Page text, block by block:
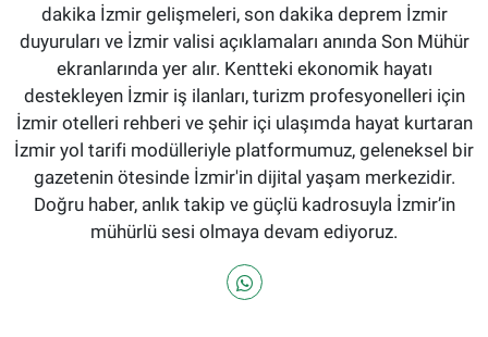
dakika İzmir gelişmeleri, son dakika deprem İzmir
duyuruları ve İzmir valisi açıklamaları anında Son Mühür
ekranlarında yer alır. Kentteki ekonomik hayatı
destekleyen İzmir iş ilanları, turizm profesyonelleri için
İzmir otelleri rehberi ve şehir içi ulaşımda hayat kurtaran
İzmir yol tarifi modülleriyle platformumuz, geleneksel bir
gazetenin ötesinde İzmir'in dijital yaşam merkezidir.
Doğru haber, anlık takip ve güçlü kadrosuyla İzmir’in
mühürlü sesi olmaya devam ediyoruz.